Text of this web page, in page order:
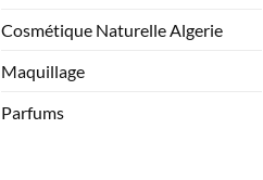
Cosmétique Naturelle Algerie
Maquillage
Parfums